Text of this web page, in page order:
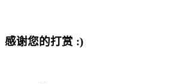
感谢您的打赏 :)